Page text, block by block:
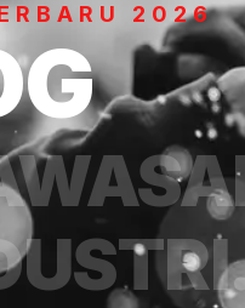
2026